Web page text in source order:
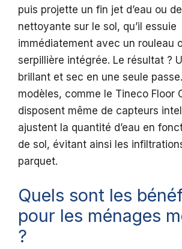
puis projette un fin jet d’eau ou
nettoyante sur le sol, qu’il essuie
immédiatement avec un rouleau
serpillière intégrée. Le résultat ?
brillant et sec en une seule
modèles, comme le Tineco Floor
disposent même de capteurs
ajustent la quantité d’eau en
de sol, évitant ainsi les
parquet.
Quels sont les
pour les ménages
?